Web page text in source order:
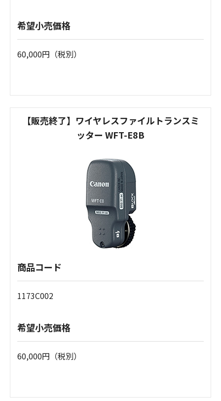
希望小売価格
60,000円（税別）
【販売終了】ワイヤレスファイルトランスミ
ッター WFT-E8B
商品コード
1173C002
希望小売価格
60,000円（税別）